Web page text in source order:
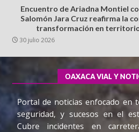
Encuentro de Ariadna Montiel
Salomón Jara Cruz reafirma la
transformación en
30 julio 2026
OAXACA VIAL Y
Portal de noticias enfocado en
seguridad, y sucesos en el
Cubre incidentes en